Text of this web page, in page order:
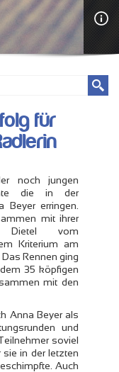
für
noch jungen
die in der
Beyer erringen.
mit ihrer
Dietel vom
Kriterium am
Rennen ging
35 köpfigen
mit den
Anna Beyer als
und
soviel
sie in der letzten
Auch